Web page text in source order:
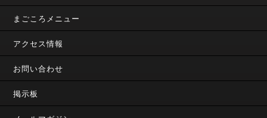
まごころメニュー
アクセス情報
お問い合わせ
掲示板